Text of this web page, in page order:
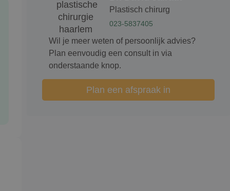
Plastisch chirurg
023-5837405
Wil je meer weten of persoonlijk advies?
Plan eenvoudig een consult in via
onderstaande knop.
Plan een afspraak in